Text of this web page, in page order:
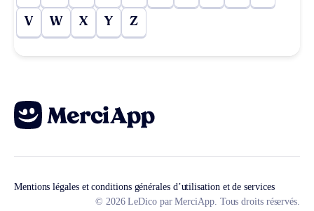
V W X Y Z
Mentions légales et conditions générales d’utilisation et de services
© 2026 LeDico par MerciApp. Tous droits réservés.